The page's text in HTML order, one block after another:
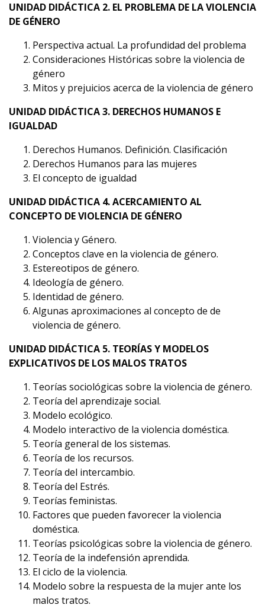
UNIDAD DIDÁCTICA 2. EL PROBLEMA DE LA VIOLENCIA
DE GÉNERO
Perspectiva actual. La profundidad del problema
Consideraciones Históricas sobre la violencia de
género
Mitos y prejuicios acerca de la violencia de género
UNIDAD DIDÁCTICA 3. DERECHOS HUMANOS E
IGUALDAD
Derechos Humanos. Definición. Clasificación
Derechos Humanos para las mujeres
El concepto de igualdad
UNIDAD DIDÁCTICA 4. ACERCAMIENTO AL
CONCEPTO DE VIOLENCIA DE GÉNERO
Violencia y Género.
Conceptos clave en la violencia de género.
Estereotipos de género.
Ideología de género.
Identidad de género.
Algunas aproximaciones al concepto de de
violencia de género.
UNIDAD DIDÁCTICA 5. TEORÍAS Y MODELOS
EXPLICATIVOS DE LOS MALOS TRATOS
Teorías sociológicas sobre la violencia de género.
Teoría del aprendizaje social.
Modelo ecológico.
Modelo interactivo de la violencia doméstica.
Teoría general de los sistemas.
Teoría de los recursos.
Teoría del intercambio.
Teoría del Estrés.
Teorías feministas.
Factores que pueden favorecer la violencia
doméstica.
Teorías psicológicas sobre la violencia de género.
Teoría de la indefensión aprendida.
El ciclo de la violencia.
Modelo sobre la respuesta de la mujer ante los
malos tratos.